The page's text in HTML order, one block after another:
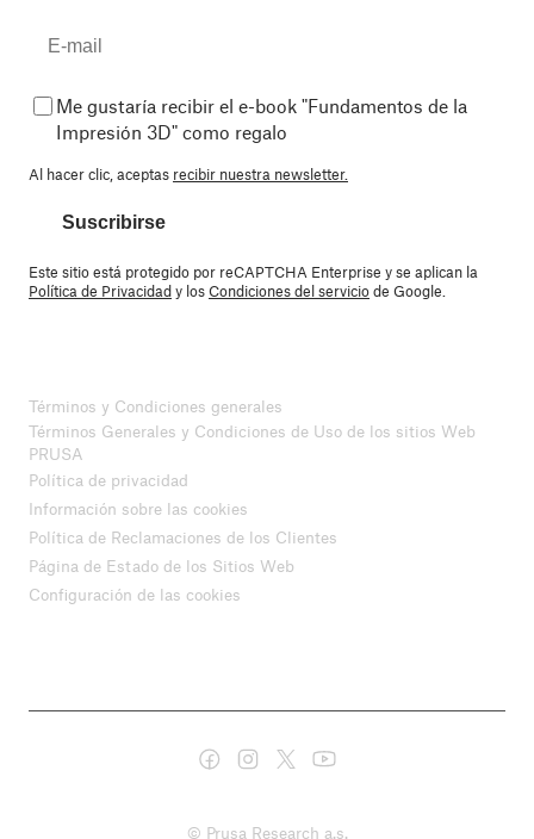
Me gustaría recibir el e-book "Fundamentos de la
Impresión 3D" como regalo
Al hacer clic, aceptas recibir nuestra newsletter.
Suscribirse
Este sitio está protegido por reCAPTCHA Enterprise y se aplican la
Política de Privacidady losCondiciones del serviciode Google.
Términos y Condiciones generales
Términos Generales y Condiciones de Uso de los sitios Web
PRUSA
Política de privacidad
Información sobre las cookies
Política de Reclamaciones de los Clientes
Página de Estado de los Sitios Web
Configuración de las cookies
© Prusa Research a.s.